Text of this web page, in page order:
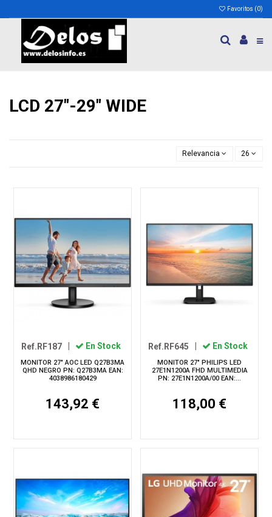
Favoritos (0)
LCD 27"-29" WIDE
Relevancia 26
Ref.RF187 En Stock
MONITOR 27" AOC LED Q27B3MA
QHD NEGRO PN: Q27B3MA EAN:
4038986180429
143,92 €
Ref.RF645 En Stock
MONITOR 27" PHILIPS LED
27E1N1200A FHD MULTIMEDIA
PN: 27E1N1200A/00 EAN:...
118,00 €